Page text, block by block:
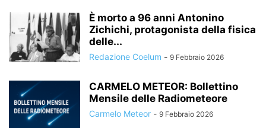
È morto a 96 anni Antonino
Zichichi, protagonista della fisica
delle...
Redazione Coelum - 9 Febbraio 2026
CARMELO METEOR: Bollettino
Mensile delle Radiometeore
Carmelo Meteor - 9 Febbraio 2026